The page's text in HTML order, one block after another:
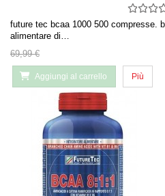
future tec bcaa 1000 500 compresse.
alimentare di…
69,99 €
Aggiungi al carrello Più